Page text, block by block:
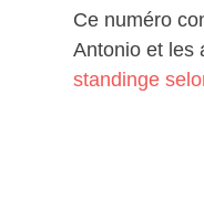
Ce numéro
Antonio et les
standinge